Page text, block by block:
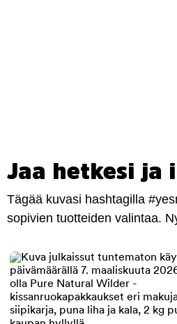
Jaa hetkesi ja
Tägää kuvasi hashtagilla
sopivien tuotteiden valintaa.